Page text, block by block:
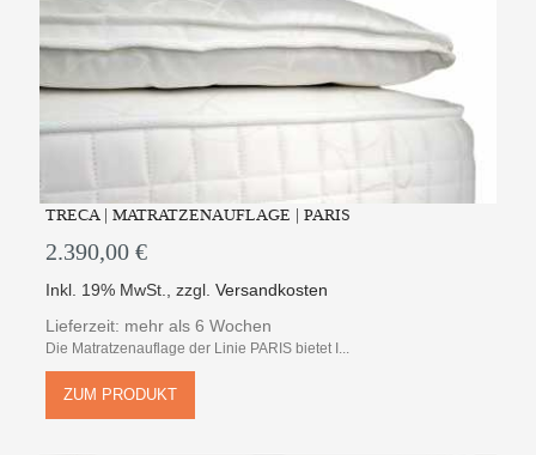
TRECA | MATRATZENAUFLAGE | PARIS
2.390,00 €
Inkl. 19% MwSt. ,zzgl.Versandkosten
Lieferzeit: mehr als 6 Wochen
Die Matratzenauflage der Linie PARIS bietet I...
ZUM PRODUKT